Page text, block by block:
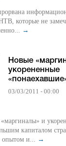
которые не
→
Новые
укорененные
03/03/2011 - 00:00
и
капиталом
опытом и... →